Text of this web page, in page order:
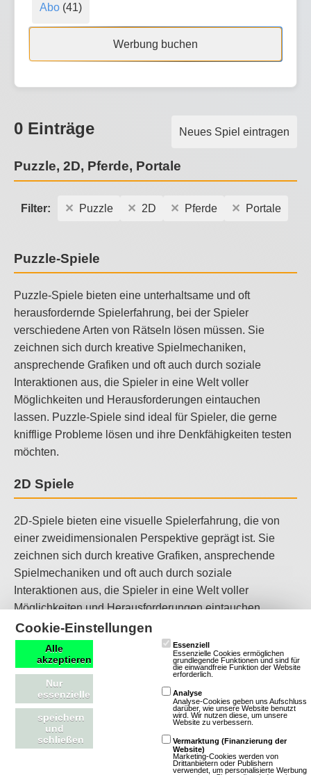
Abo(41)
Werbung buchen
Neues Spiel eintragen
0 Einträge
Puzzle, 2D, Pferde, Portale
Filter: Puzzle 2D Pferde Portale
Puzzle-Spiele
Puzzle-Spiele bieten eine unterhaltsame und oft
herausfordernde Spielerfahrung, bei der Spieler
verschiedene Arten von Rätseln lösen müssen. Sie
zeichnen sich durch kreative Spielmechaniken,
ansprechende Grafiken und oft auch durch soziale
Interaktionen aus, die Spieler in eine Welt voller
Möglichkeiten und Herausforderungen eintauchen
lassen. Puzzle-Spiele sind ideal für Spieler, die gerne
knifflige Probleme lösen und ihre Denkfähigkeiten testen
möchten.
2D Spiele
2D-Spiele bieten eine visuelle Spielerfahrung, die von
einer zweidimensionalen Perspektive geprägt ist. Sie
zeichnen sich durch kreative Grafiken, ansprechende
Spielmechaniken und oft auch durch soziale
Interaktionen aus, die Spieler in eine Welt voller
Möglichkeiten und Herausforderungen eintauchen
lassen. 2D-Spiele sind ideal für Spieler, die eine kreative
und entspannte Spielerfahrung suchen und sich in einer
Welt voller Fantasie und Möglichkeiten verlieren
möchten.
Pferde-Spiele
Pferdespiele bieten eine charmante Simulation des
Lebens mit Pferden, bei der Spieler die Kontrolle über
Cookie-Einstellungen
Alle
akzeptieren
Nur
essenzielle
speichern
und
schließen
Essenziell
Essenzielle Cookies ermöglichen
grundlegende Funktionen und sind für
die einwandfreie Funktion der Website
erforderlich.
Analyse
Analyse-Cookies geben uns Aufschluss
darüber, wie unsere Website benutzt
wird. Wir nutzen diese, um unsere
Website zu verbessern.
Vermarktung (Finanzierung der
Website)
Marketing-Cookies werden von
Drittanbietern oder Publishern
verwendet, um personalisierte Werbung